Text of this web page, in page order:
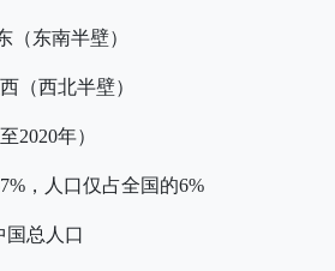
（东南半壁）
（西北半壁）
2020年）
，人口仅占全国的6%
国总人口